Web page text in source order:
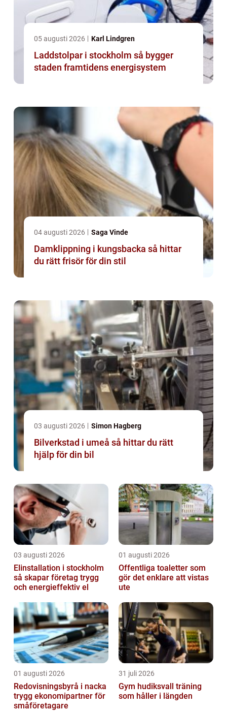
05 augusti 2026 Karl Lindgren
Laddstolpar i stockholm så bygger
staden framtidens energisystem
04 augusti 2026 Saga Vinde
Damklippning i kungsbacka så hittar
du rätt frisör för din stil
03 augusti 2026 Simon Hagberg
Bilverkstad i umeå så hittar du rätt
hjälp för din bil
03 augusti 2026
Elinstallation i stockholm
så skapar företag trygg
och energieffektiv el
01 augusti 2026
Offentliga toaletter som
gör det enklare att vistas
ute
01 augusti 2026
Redovisningsbyrå i nacka
trygg ekonomipartner för
småföretagare
31 juli 2026
Gym hudiksvall träning
som håller i längden